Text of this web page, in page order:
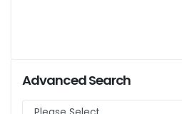
Advanced Search